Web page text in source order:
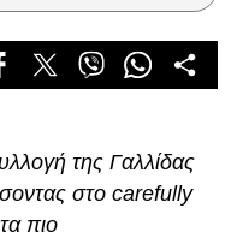
της Γαλλίδας
στο carefully
πιο